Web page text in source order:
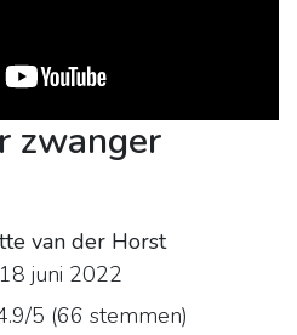
zwanger
van der Horst
juni 2022
5 (66 stemmen)